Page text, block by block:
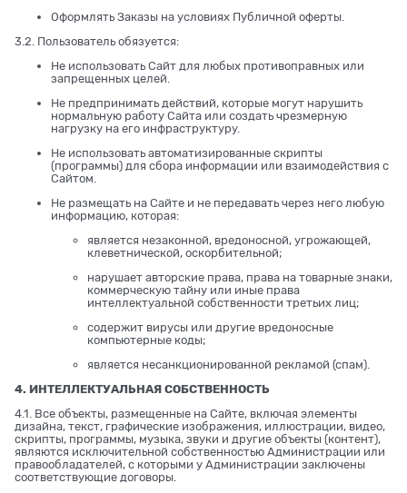
Оформлять Заказы на условиях Публичной оферты.
3.2. Пользователь обязуется:
Не использовать Сайт для любых противоправных или
запрещенных целей.
Не предпринимать действий, которые могут нарушить
нормальную работу Сайта или создать чрезмерную
нагрузку на его инфраструктуру.
Не использовать автоматизированные скрипты
(программы) для сбора информации или взаимодействия с
Сайтом.
Не размещать на Сайте и не передавать через него любую
информацию, которая:
является незаконной, вредоносной, угрожающей,
клеветнической, оскорбительной;
нарушает авторские права, права на товарные знаки,
коммерческую тайну или иные права
интеллектуальной собственности третьих лиц;
содержит вирусы или другие вредоносные
компьютерные коды;
является несанкционированной рекламой (спам).
4. ИНТЕЛЛЕКТУАЛЬНАЯ СОБСТВЕННОСТЬ
4.1. Все объекты, размещенные на Сайте, включая элементы
дизайна, текст, графические изображения, иллюстрации, видео,
скрипты, программы, музыка, звуки и другие объекты (контент),
являются исключительной собственностью Администрации или
правообладателей, с которыми у Администрации заключены
соответствующие договоры.